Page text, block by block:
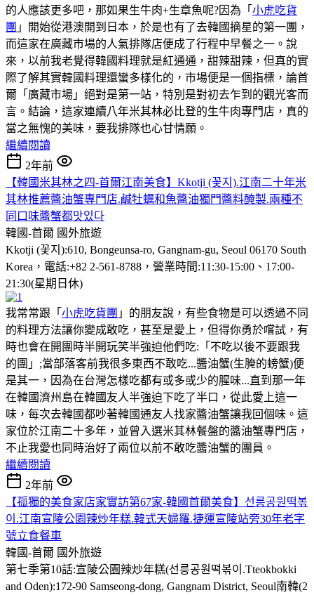
的人應該更多吧，那如果生牛肉+生章魚呢?因為「 小虎吃貨
團 」開始從港澳開到日本，於是也有了去韓國摘星的第一團，
而這家在廣藏市場的人氣排隊店便成了行程中早餐之一。說
來，以前我老覺得韓國料理就是紅通通，甜辣甜辣，但真的實
際了解其實韓國料理還蠻多樣化的，市場便是一個指標，論首
爾「廣藏市場」絕對是第一站，特別是對初去乍到的觀光客而
言。結論，這家連續八年米其林必比登的生牛肉專門店，真的
當之無愧的美味，要我排隊也心甘情願。
繼續閱讀
2年前
【韓國米其林之四-首爾江南美食】Kkotji (꽃지).江南二十年米
其林推薦醬油蟹專門店.鹹牡蠣和魚醬油獨門醬料醃製.兩種不
同口味醬蟹都맛있다
韓國-首爾 國外旅遊
Kkotji (꽃지):610, Bongeunsa-ro, Gangnam-gu, Seoul 06170 South
Korea，電話:+82 2-561-8788，營業時間:11:30-15:00、17:00-
21:30(星期日休)
我常常跟「 小虎吃貨團 」的朋友說，有些食物是可以透過不同
的料理方法讓你變成敢吃，甚至是愛上，但得你勇於嚐試，有
時也會在開團時半開玩笑半強迫他們吃:「不吃以後不要跟我
的團」;當部落客前我很多東西不敢吃...醬油蟹(生腌的螃蟹)便
是其一，因為在台灣怎樣吃都有或多或少的腥味...直到那一年
在韓國濟州島在韓國友人半強迫下吃了半口，從此愛上這一
味，每次去韓國都吵著韓國通友人找家醬油蟹讓我回個味。這
家位於江南二十多年，並曾入選米其林餐盤的醬油蟹專門店，
不止我愛也同時治好了兩位以前不敢吃醬油蟹的團員。
繼續閱讀
2年前
【孤獨的美食家店家實訪第67家-韓國首爾美食】선릉공원떡볶
이.江南宣陵公園辣炒年糕.韓式天婦羅.捷運宣陵站旁30年老字
號立食餐車
韓國-首爾 國外旅遊
第七季第10話:宣陵公園辣炒年糕(선릉공원떡볶이.Tteokbokki
and Oden):172-90 Samseong-dong, Gangnam District, Seoul南韓(2